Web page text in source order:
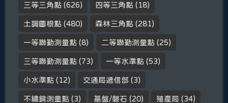
三等三角點 (626) 四等三角點 (18)
土調圖根點 (480) 森林三角點 (281)
一等聯勤測量點 (8) 二等聯勤測量點 (25)
三等聯勤測量點 (73) 一等水準點 (53)
小水準點 (12) 交通局遞信部 (3)
不鏽鋼測量點 (3) 基盤/磐石 (20) 殖產局 (34)